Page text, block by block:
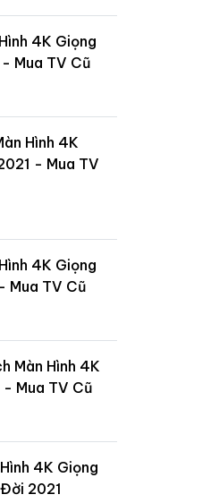
4K Giọng
Mua TV Cũ
Hình 4K
- Mua TV
4K Giọng
Mua TV Cũ
Màn Hình 4K
Mua TV Cũ
4K Giọng
2021